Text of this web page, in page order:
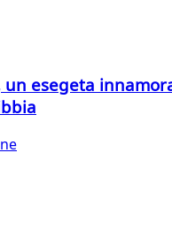
esegeta